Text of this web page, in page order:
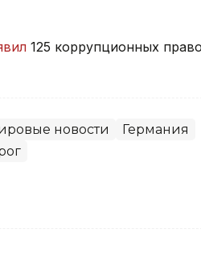
125 коррупционных
новости
Германия